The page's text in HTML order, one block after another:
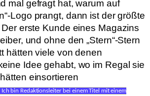
mal gefragt hat, warum auf
Logo prangt, dann ist der größte
Der erste Kunde eines Magazins
und ohne den „Stern“-Stern
hätten viele von denen
Idee gehabt, wo im Regal sie
einsortieren
bin Redaktionsleiter bei einem Titel mit einem